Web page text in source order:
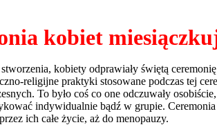
kobiet
kobiety odprawiały świętą
religijne praktyki stosowane podczas tej
To było coś co one odczuwały
indywidualnie bądź w grupie.
ich całe życie, aż do menopauzy.